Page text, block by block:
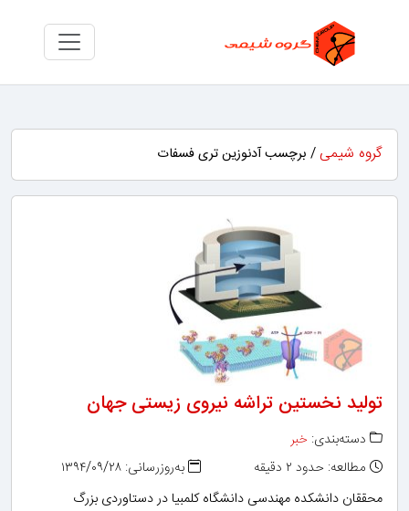
گروه شیمی / برچسب آدنوزین تری فسفات
تولید نخستین تراشه نیروی زیستی جهان
دسته‌بندی: خبر
مطالعه: حدود ۲ دقیقه
به‌روزرسانی: ۱۳۹۴/۰۹/۲۸
محققان دانشکده مهندسی دانشگاه کلمبیا در دستاوردی بزرگ